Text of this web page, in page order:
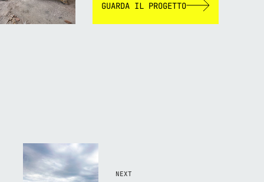
GUARDA IL PROGETTO
NEXT